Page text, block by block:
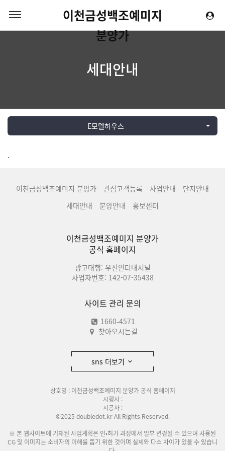
이천금성백조예미지
분양가
세대안내
E모델하우스
.
이천금성백조예미지 분양가 관심고객등록 사업안내
단지안내
세대안내
분양안내 홍보센터
이천금성백조예미지 분양가
공식 홈페이지
광고대행: 우진인터내셔널
사업자번호: 142-07-35438
사이트 관리 문의
1660-4571
찾아오시는길
sns 더보기
상호명 : 이천금성백조예미지 분양가 공식 홈페이지
시행사 :
시공사 :
©2025 doubledot.kr All Rights Reserved.
※ 본 웹사이트에 기재된 사업계획은 인•허가 과정에서 일부 변경될 수 있으며 사용된
CG 및 이미지는 소비자의 이해를 돕기 위한 것이며 실제와 다소 차이가 있을 수 있습니